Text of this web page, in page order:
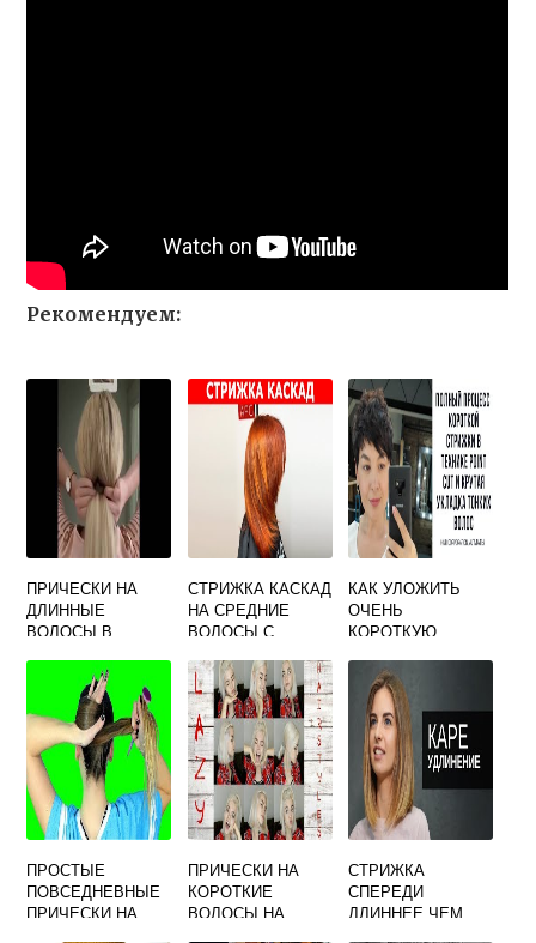
Рекомендуем:
ПРИЧЕСКИ НА
ДЛИННЫЕ
ВОЛОСЫ В
УСЛОВИЯХ
СВОИМИ РУКАМИ
ПО ШАГОВО
СТРИЖКА КАСКАД
НА СРЕДНИЕ
ВОЛОСЫ С
КАК УЛОЖИТЬ
ОЧЕНЬ
КОРОТКУЮ
ПРОСТЫЕ
ПОВСЕДНЕВНЫЕ
ПРИЧЕСКИ НА
ПРИЧЕСКИ НА
КОРОТКИЕ
ВОЛОСЫ НА
СТРИЖКА
СПЕРЕДИ
ДЛИННЕЕ ЧЕМ